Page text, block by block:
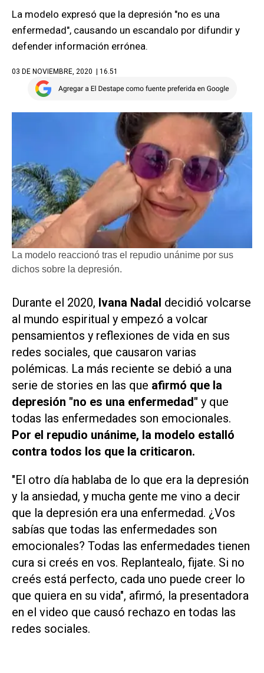
La modelo expresó que la depresión "no es una
enfermedad", causando un escandalo por difundir y
defender información errónea.
03 DE NOVIEMBRE, 2020 | 16.51
La modelo reaccionó tras el repudio unánime por sus
dichos sobre la depresión.
Durante el 2020, Ivana Nadal decidió volcarse
al mundo espiritual y empezó a volcar
pensamientos y reflexiones de vida en sus
redes sociales, que causaron varias
polémicas. La más reciente se debió a una
serie de stories en las que afirmó que la
depresión "no es una enfermedad" y que
todas las enfermedades son emocionales.
Por el repudio unánime, la modelo estalló
contra todos los que la criticaron.
"El otro día hablaba de lo que era la depresión
y la ansiedad, y mucha gente me vino a decir
que la depresión era una enfermedad. ¿Vos
sabías que todas las enfermedades son
emocionales? Todas las enfermedades tienen
cura si creés en vos. Replantealo, fijate. Si no
creés está perfecto, cada uno puede creer lo
que quiera en su vida", afirmó, la presentadora
en el video que causó rechazo en todas las
redes sociales.